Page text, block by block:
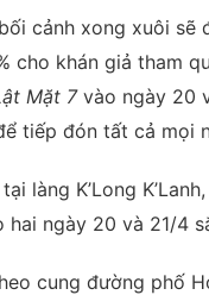
cảnh xong xuôi sẽ
cho khán giả tham
Mặt 7vào ngày 20
tiếp đón tất cả mọi
làng K’Long
hai ngày 20 và 21/4
cung đường phố